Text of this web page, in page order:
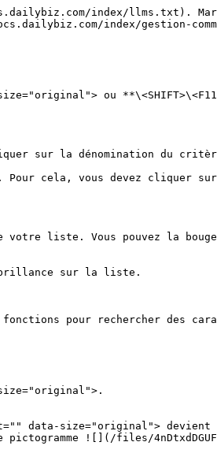
index/llms.txt).
index/gestion-
ou
sur la dénomination du
cela, vous devez cliquer sur
liste. Vous pouvez la
sur la liste.
pour rechercher des
data-size="original"> devient
![](/files/